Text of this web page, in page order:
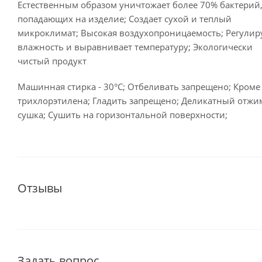
Естественным образом уничтожает более 70% бактерий,
попадающих на изделие; Создает сухой и теплый
микроклимат; Высокая воздухопроницаемость;
влажность и выравнивает температуру; Экологически
чистый продукт
Машинная стирка - 30°C; Отбеливать запрещено; Кроме
трихлорэтилена; Гладить запрещено; Деликатный
сушка; Сушить на горизонтальной поверхности;
Отзывы